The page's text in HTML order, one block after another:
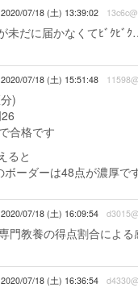
2020/07/18 (土) 13:39:02
未だに届かなくてﾋﾞｸﾋﾞ
2020/07/18 (土) 15:51:48
)
合格です
ると
ーダーは48点が濃厚で
2020/07/18 (土) 16:09:54
門教養の得点割合による
2020/07/18 (土) 16:36:54